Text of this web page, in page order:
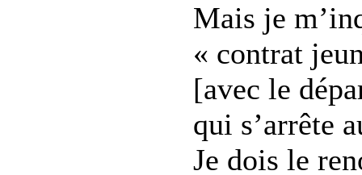
Mais je
« contrat
[avec le
qui s’arrête
Je dois le